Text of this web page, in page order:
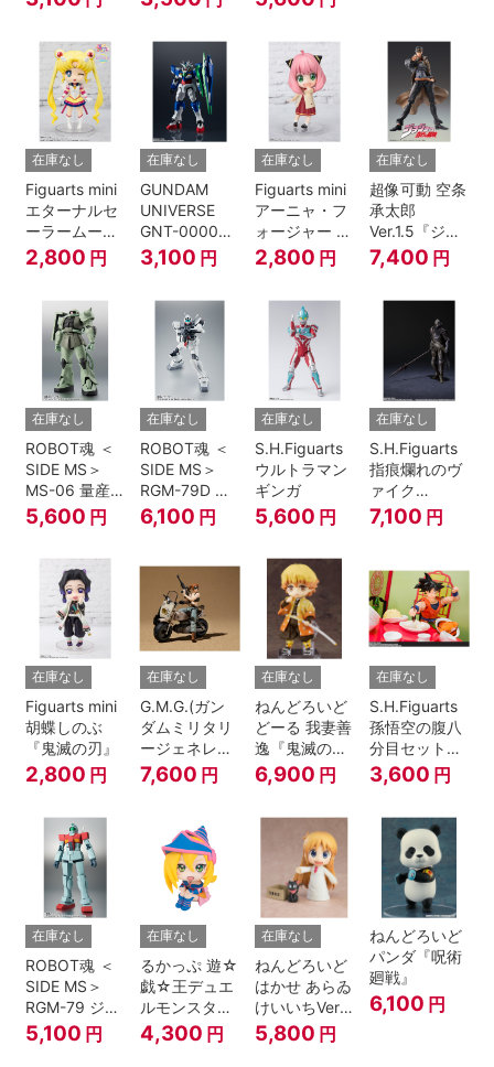
FREEDOM
『NARUTO -
在庫なし
Figuarts mini
エターナルセ
ーラームーン-
Cosmos
edition-『美
ラームーン
Cosmos』
2,800 円
在庫なし
GUNDAM
UNIVERSE
GNT-0000
00 QAN[T]
3,100 円
在庫なし
Figuarts mini
アーニャ・フ
ォージャー -
おでけけこー
で-
2,800 円
在庫なし
超像可動 空条
承太郎
Ver.1.5『ジョ
ジョの奇妙な
冒険 第3部』
7,400 円
在庫なし
ROBOT魂 ＜
SIDE MS＞
MS-06 量産
型ザク ver.
A.N.I.M.E.
5,600 円
在庫なし
ROBOT魂 ＜
SIDE MS＞
RGM-79D ジ
ム寒冷地仕様
ver.
6,100 円
在庫なし
S.H.Figuarts
ウルトラマン
ギンガ
5,600 円
在庫なし
S.H.Figuarts
指痕爛れのヴ
ァイク
『ELDEN
RING』
7,100 円
在庫なし
Figuarts mini
胡蝶しのぶ
『鬼滅の刃』
2,800 円
在庫なし
G.M.G.(ガン
ダムミリタリ
ージェネレー
ション） 機動
戦士ガンダム
地球連邦軍V-
SP09 一般兵
士＆連邦兵専
用バイク
7,600 円
在庫なし
ねんどろいど
どーる 我妻善
逸『鬼滅の
刃』
6,900 円
在庫なし
S.H.Figuarts
孫悟空の腹八
分目セット
『ドラゴンボ
ールZ』
3,600 円
在庫なし
ROBOT魂 ＜
SIDE MS＞
RGM-79 ジム
ver.
A.N.I.M.E.
5,100 円
在庫なし
るかっぷ 遊☆
戯☆王デュエ
ルモンスター
ズ ブラック・
マジシャン・
4,300 円
在庫なし
ねんどろいど
はかせ あらゐ
けいいちVer.
『日常』
5,800 円
ねんどろいど
パンダ『呪術
廻戦』
6,100 円